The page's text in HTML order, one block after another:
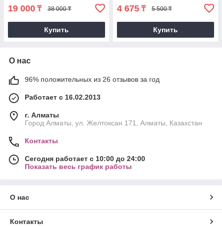
19 000 ₸ 38 000 ₸
Купить
4 675 ₸ 5 500 ₸
Купить
О нас
96% положительных из 26 отзывов за год
Работает с 16.02.2013
г. Алматы
Город Алматы, ул. Желтоксан 171, Алматы, Казахстан
Контакты
Сегодня работает с 10:00 до 24:00
Показать весь график работы
О нас
Контакты